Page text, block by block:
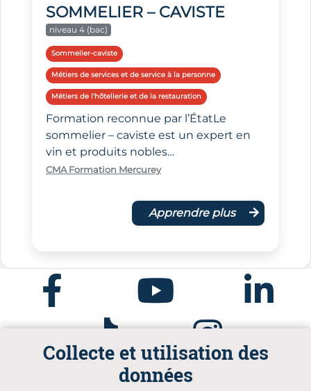
SOMMELIER – CAVISTE
niveau 4 (bac)
Sommelier-caviste
Métiers de services et de service à la personne
Métiers de l'hôtellerie et de la restauration
Formation reconnue par l’ÉtatLe
sommelier – caviste est un expert en
vin et produits nobles…
CMA Formation Mercurey
Apprendre plus
Facebook Youtube Linkedin
Tiktok Instagram
Collecte et utilisation des
données